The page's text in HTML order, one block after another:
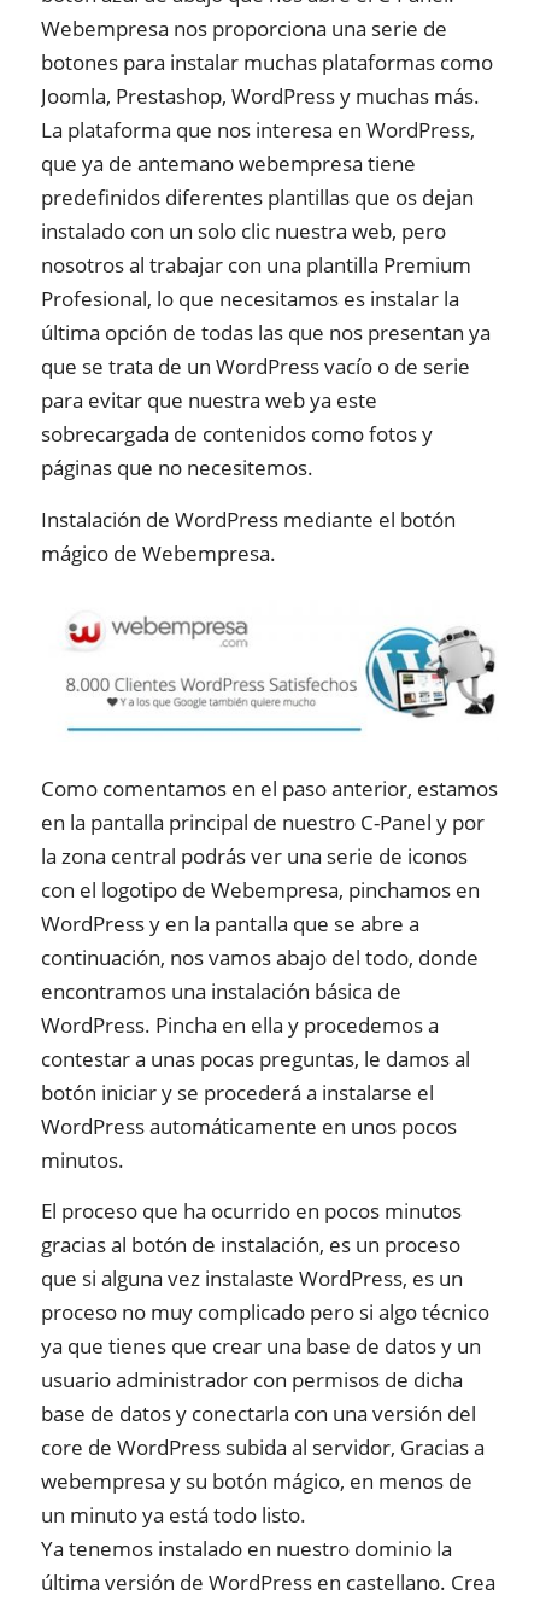
Webempresa nos proporciona una serie de
botones para instalar muchas plataformas como
Joomla, Prestashop, WordPress y muchas más.
La plataforma que nos interesa en WordPress,
que ya de antemano webempresa tiene
predefinidos diferentes plantillas que os dejan
instalado con un solo clic nuestra web, pero
nosotros al trabajar con una plantilla Premium
Profesional, lo que necesitamos es instalar la
última opción de todas las que nos presentan ya
que se trata de un WordPress vacío o de serie
para evitar que nuestra web ya este
sobrecargada de contenidos como fotos y
páginas que no necesitemos.
Instalación de WordPress mediante el botón
mágico de Webempresa.
Como comentamos en el paso anterior, estamos
en la pantalla principal de nuestro C-Panel y por
la zona central podrás ver una serie de iconos
con el logotipo de Webempresa, pinchamos en
WordPress y en la pantalla que se abre a
continuación, nos vamos abajo del todo, donde
encontramos una instalación básica de
WordPress. Pincha en ella y procedemos a
contestar a unas pocas preguntas, le damos al
botón iniciar y se procederá a instalarse el
WordPress automáticamente en unos pocos
minutos.
El proceso que ha ocurrido en pocos minutos
gracias al botón de instalación, es un proceso
que si alguna vez instalaste WordPress, es un
proceso no muy complicado pero si algo técnico
ya que tienes que crear una base de datos y un
usuario administrador con permisos de dicha
base de datos y conectarla con una versión del
core de WordPress subida al servidor, Gracias a
webempresa y su botón mágico, en menos de
un minuto ya está todo listo.
Ya tenemos instalado en nuestro dominio la
última versión de WordPress en castellano. Crea